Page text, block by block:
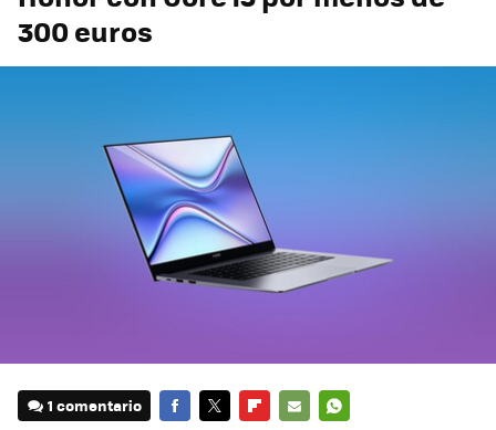
300 euros
1 comentario